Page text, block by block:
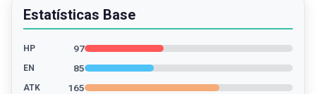
Estatísticas Base
HP 97
EN 85
ATK 165